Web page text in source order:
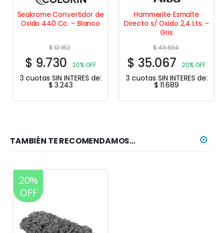
Seakrome Convertidor de
Oxido 440 Cc. – Blanco
$12.162
$ 9.730 20% OFF
3 cuotas SIN INTERES de:
$ 3.243
Hammerite Esmalte
Directo s/ Oxido 2,4 Lts. –
Gris
$43.834
$ 35.067 20% OFF
3 cuotas SIN INTERES de:
$ 11.689
TAMBIÉN TE RECOMENDAMOS…
20%
OFF